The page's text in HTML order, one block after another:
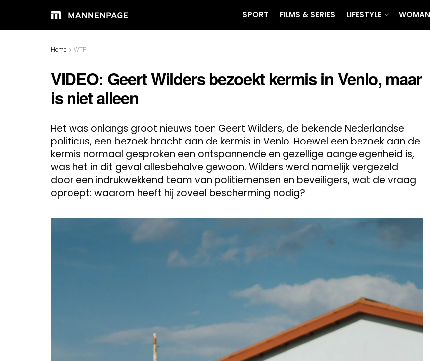
SPORT FILMS & SERIES LIFESTYLE WOMAN
Home WTF
VIDEO: Geert Wilders bezoekt kermis in Venlo, maar
is niet alleen
Het was onlangs groot nieuws toen Geert Wilders, de bekende Nederlandse
politicus, een bezoek bracht aan de kermis in Venlo. Hoewel een bezoek aan de
kermis normaal gesproken een ontspannende en gezellige aangelegenheid is,
was het in dit geval allesbehalve gewoon. Wilders werd namelijk vergezeld
door een indrukwekkend team van politiemensen en beveiligers, wat de vraag
oproept: waarom heeft hij zoveel bescherming nodig?